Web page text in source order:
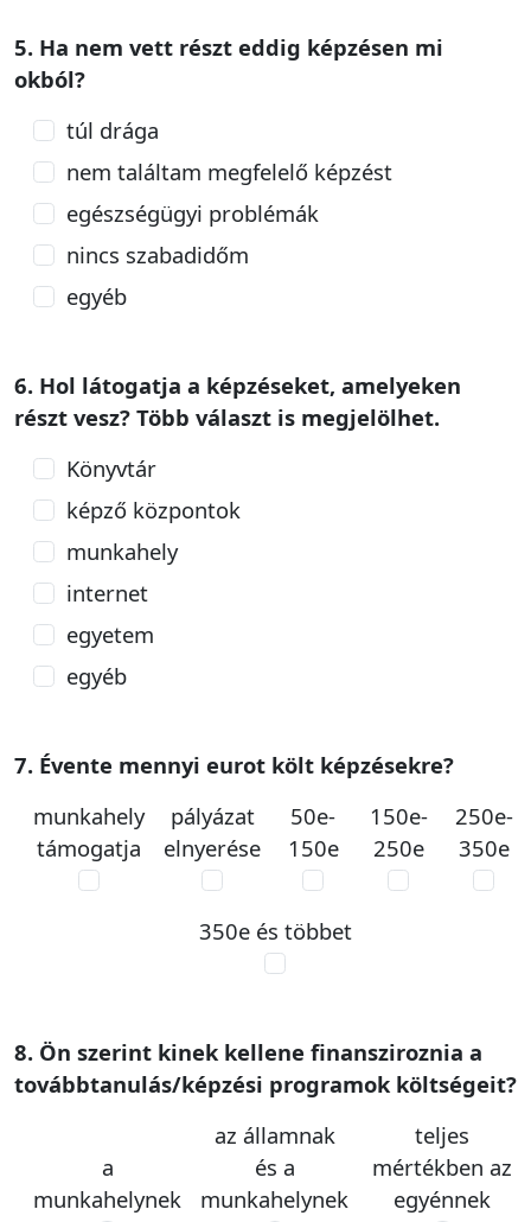
5. Ha nem vett részt eddig képzésen mi
okból?
túl drága
nem találtam megfelelő képzést
egészségügyi problémák
nincs szabadidőm
egyéb
6. Hol látogatja a képzéseket, amelyeken
részt vesz? Több választ is megjelölhet.
Könyvtár
képző központok
munkahely
internet
egyetem
egyéb
7. Évente mennyi eurot költ képzésekre?
munkahely
támogatja
pályázat
elnyerése
50e-
150e
150e-
250e
250e-
350e
350e és többet
8. Ön szerint kinek kellene finansziroznia a
továbbtanulás/képzési programok költségeit?
a
munkahelynek
az államnak
és a
munkahelynek
teljes
mértékben az
egyénnek